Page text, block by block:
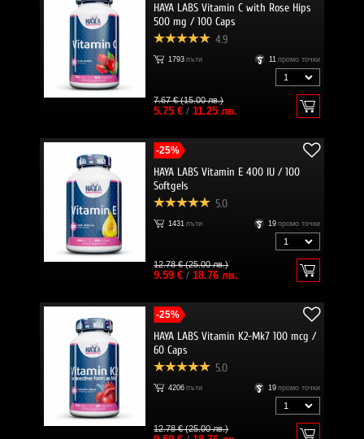
HAYA LABS Vitamin C with Rose Hips
500 mg / 100 Caps
4.9
1793 пъти 11 промо точки
7.67 € (15.00 лв.)
5.75 €/ 11.25 лв.
-25%
HAYA LABS Vitamin E 400 IU / 100
Softgels
5.0
1431 пъти 19 промо точки
12.78 € (25.00 лв.)
9.59 €/ 18.76 лв.
-25%
HAYA LABS Vitamin K2-Mk7 100 mcg /
60 Caps
5.0
4206 пъти 19 промо точки
12.78 € (25.00 лв.)